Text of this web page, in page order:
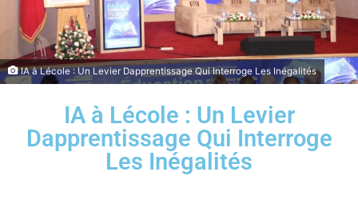
IA à Lécole : Un Levier Dapprentissage Qui Interroge Les Inégalités
IA à Lécole : Un Levier
Dapprentissage Qui Interroge
Les Inégalités